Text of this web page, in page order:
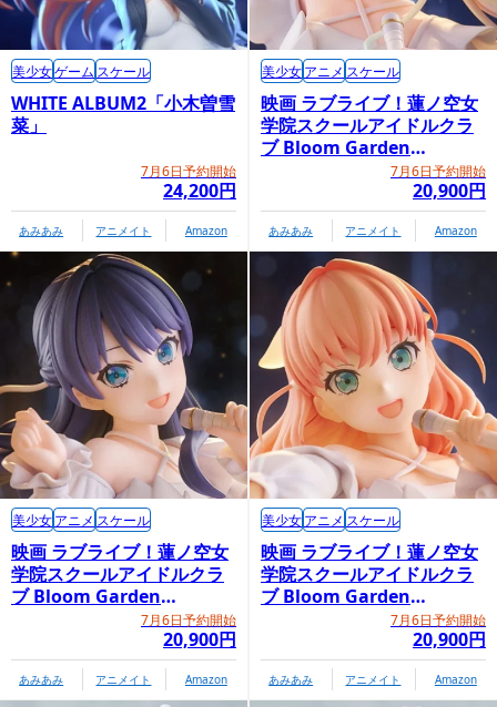
WHITE ALBUM2「小木曽雪
菜」
7月6日予約開始
24,200円
美少女ゲーム スケール
あみあみ アニメイト Amazon
映画 ラブライブ！蓮ノ空女
学院スクールアイドルクラ
ブ Bloom Garden
Party「大沢瑠璃乃」7月6日予約開始
20,900円
美少女アニメ スケール
あみあみ アニメイト Amazon
映画 ラブライブ！蓮ノ空女
学院スクールアイドルクラ
ブ Bloom Garden
Party「村野さやか」7月6日予約開始
20,900円
美少女アニメ スケール
あみあみ アニメイト Amazon
映画 ラブライブ！蓮ノ空女
学院スクールアイドルクラ
ブ Bloom Garden
Party「日野下花帆」7月6日予約開始
20,900円
美少女アニメ スケール
あみあみ アニメイト Amazon